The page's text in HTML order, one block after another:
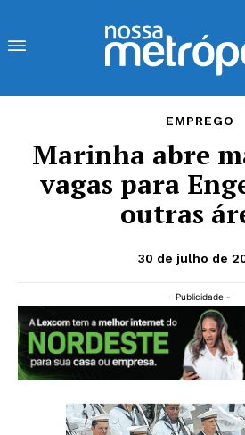
EMPREGO
Marinha abre
vagas para
outras
30 de julho de
- Publicidade -